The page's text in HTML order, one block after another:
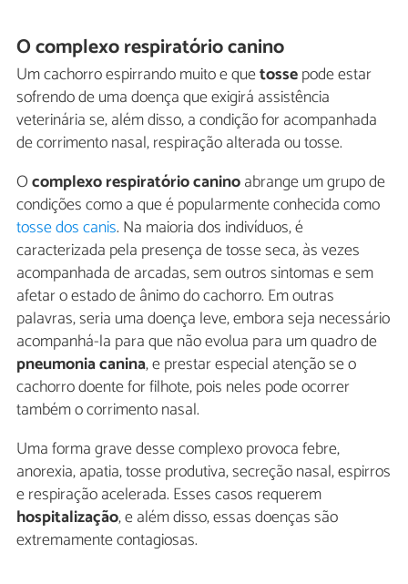
O complexo respiratório canino
Um cachorro espirrando muito e quetossepode estar
sofrendo de uma doença que exigirá assistência
veterinária se, além disso, a condição for acompanhada
de corrimento nasal, respiração alterada ou tosse.
Ocomplexo respiratório caninoabrange um grupo de
condições como a que é popularmente conhecida como
tosse dos canis. Na maioria dos indivíduos, é
caracterizada pela presença de tosse seca, às vezes
acompanhada de arcadas, sem outros sintomas e sem
afetar o estado de ânimo do cachorro. Em outras
palavras, seria uma doença leve, embora seja necessário
acompanhá-la para que não evolua para um quadro de
pneumonia canina, e prestar especial atenção se o
cachorro doente for filhote, pois neles pode ocorrer
também o corrimento nasal.
Uma forma grave desse complexo provoca febre,
anorexia, apatia, tosse produtiva, secreção nasal, espirros
e respiração acelerada. Esses casos requerem
hospitalização, e além disso, essas doenças são
extremamente contagiosas.